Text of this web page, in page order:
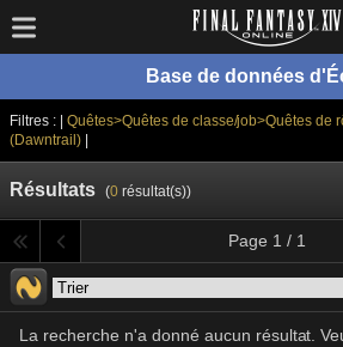
Base de données
Filtres : | Quêtes>Quêtes de classe/job>Quêtes de
(Dawntrail)|
Résultats (0résultat(s))
Page 1 / 1
La recherche n'a donné aucun résultat.